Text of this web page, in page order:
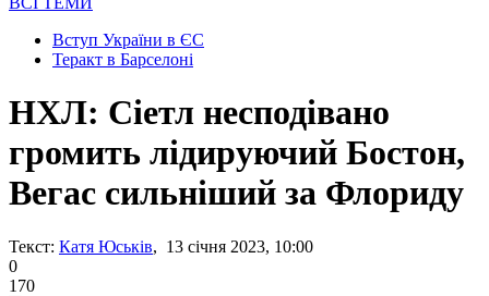
Вступ України в ЄС
Теракт в Барселоні
НХЛ: Сіетл несподівано
громить лідируючий Бостон,
Вегас сильніший за Флориду
Текст: Катя Юськів, 13 січня 2023, 10:00
0
170